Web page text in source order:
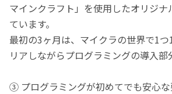
マインクラフト」を使用したオリジナ
ています。
最初の3ヶ月は、マイクラの世界で1
リアしながらプログラミングの導入部
③ プログラミングが初めてでも安心な